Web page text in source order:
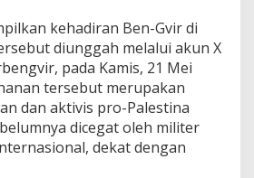
kehadiran Ben-Gvir di
diunggah melalui akun X
pada Kamis, 21 Mei
tersebut merupakan
dan aktivis pro-Palestina
dicegat oleh militer
dekat dengan